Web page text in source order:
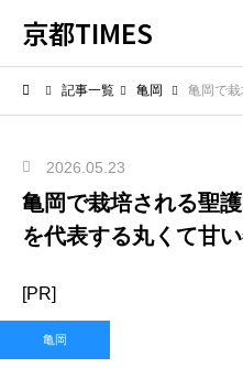
京都TIMES
記事一覧 亀岡 亀岡で栽培さ
2026.05.23
亀岡で栽培される聖
を代表する丸くて甘
[PR]
亀岡